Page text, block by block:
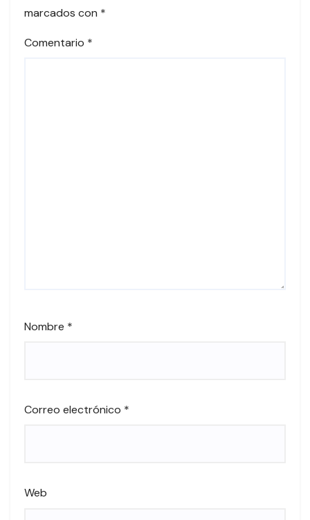
marcados con *
Comentario *
Nombre *
Correo electrónico *
Web